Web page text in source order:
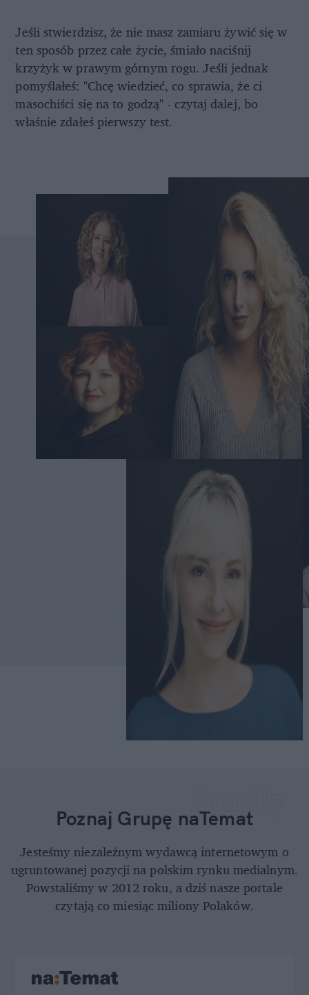
Jeśli stwierdzisz, że nie masz zamiaru żywić się w
ten sposób przez całe życie, śmiało naciśnij
krzyżyk w prawym górnym rogu. Jeśli jednak
pomyślałeś: "Chcę wiedzieć, co sprawia, że ci
masochiści się na to godzą" - czytaj dalej, bo
właśnie zdałeś pierwszy test.
Poznaj Grupę naTemat
Jesteśmy niezależnym wydawcą internetowym o
ugruntowanej pozycji na polskim rynku medialnym.
Powstaliśmy w 2012 roku, a dziś nasze portale
czytają co miesiąc miliony Polaków.